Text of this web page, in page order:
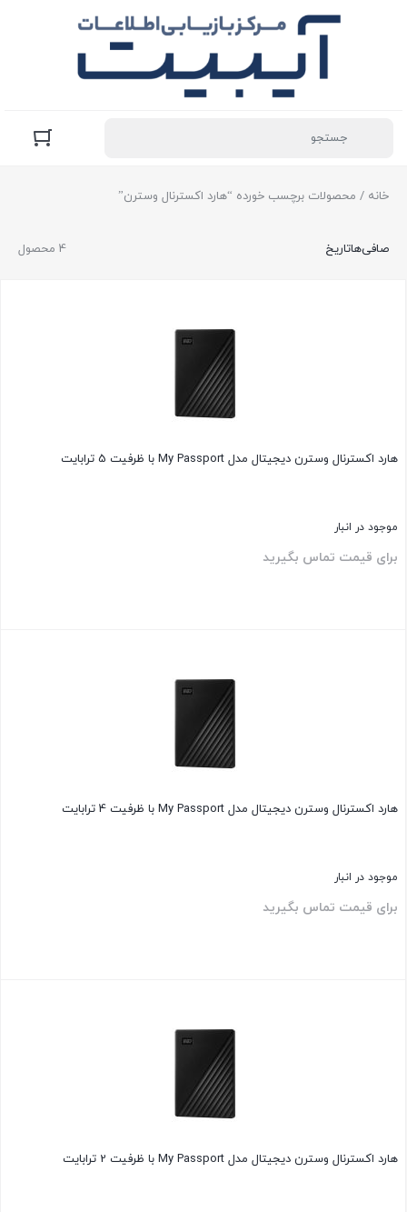
خانه / محصولات برچسب خورده “هارد اکسترنال وسترن”
4 محصول صافی‌هاتاریخ
هارد اکسترنال وسترن دیجیتال مدل My Passport با ظرفیت 5 ترابایت
موجود در انبار
برای قیمت تماس بگیرید
هارد اکسترنال وسترن دیجیتال مدل My Passport با ظرفیت 4 ترابایت
موجود در انبار
برای قیمت تماس بگیرید
هارد اکسترنال وسترن دیجیتال مدل My Passport با ظرفیت 2 ترابایت